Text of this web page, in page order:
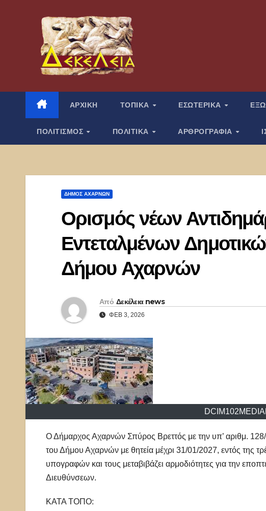
περιεχόμενο
ΑΡΧΙΚΗ ΤΟΠΙΚΑ ΕΣΩΤΕΡΙΚΑ
ΠΟΛΙΤΙΣΜΟΣ ΠΟΛΙΤΙΚΑ ΑΡΘΡΟΓΡΑΦΙΑ
ΔΉΜΟΣ ΑΧΑΡΝΏΝ
Ορισμός νέων
Εντεταλμένων
Δήμου Αχαρνών
Από Δεκέλεια news
ΦΕΒ 3, 2026
Ο Δήμαρχος Αχαρνών Σπύρος Βρεττός με την υπ’ αριθμ.
του Δήμου Αχαρνών με θητεία μέχρι 31/01/2027, εντός της
υπογραφών και τους μεταβιβάζει αρμοδιότητες για την
Διευθύνσεων.
ΚΑΤΑ ΤΟΠΟ: